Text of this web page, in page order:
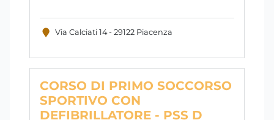
Via Calciati 14 - 29122 Piacenza
CORSO DI PRIMO SOCCORSO
SPORTIVO CON
DEFIBRILLATORE - PSS D